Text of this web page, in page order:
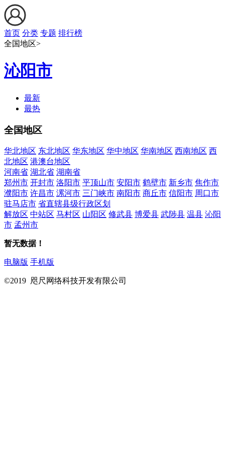
首页 分类 专题 排行榜
全国地区>
沁阳市
最新
最热
全国地区
华北地区 东北地区 华东地区 华中地区 华南地区 西南地区 西
北地区 港澳台地区
河南省 湖北省 湖南省
郑州市 开封市 洛阳市 平顶山市 安阳市 鹤壁市 新乡市 焦作市
濮阳市 许昌市 漯河市 三门峡市 南阳市 商丘市 信阳市 周口市
驻马店市 省直辖县级行政区划
解放区 中站区 马村区 山阳区 修武县 博爱县 武陟县 温县 沁阳
市 孟州市
暂无数据！
电脑版 手机版
©2019 咫尺网络科技开发有限公司